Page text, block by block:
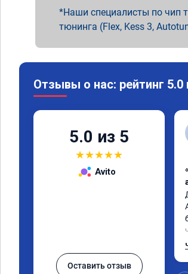
Наши специалисты по чип
тюнинга (Flex, Kess 3,
Отзывы о нас: рейтинг 5.0
5.0 из 5
★★★★★
Avito
Оставить отзыв